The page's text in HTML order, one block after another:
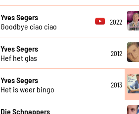
Yves Segers
Goodbye ciao ciao
2022
Yves Segers
Hef het glas
2012
Yves Segers
Het is weer bingo
2013
Die Schnappers